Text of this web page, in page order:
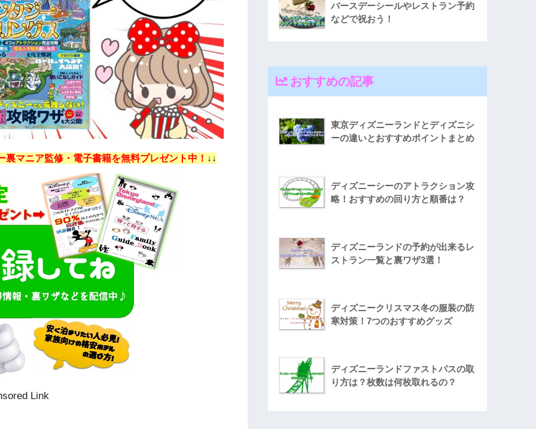
裏マニア監修・電子書籍を無料プレゼント中！ ↓↓
Link
バースデーシールやレストラン予約
などで祝おう！
おすすめの記事
東京ディズニーランドとディズニシ
ーの違いとおすすめポイントまとめ
ディズニーシーのアトラクション攻
略！おすすめの回り方と順番は？
ディズニーランドの予約が出来るレ
ストラン一覧と裏ワザ3選！
ディズニークリスマス冬の服装の防
寒対策！7つのおすすめグッズ
ディズニーランドファストパスの取
り方は？枚数は何枚取れるの？